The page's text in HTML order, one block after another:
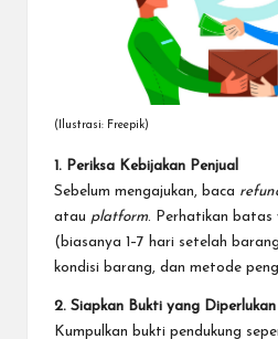
(Ilustrasi: Freepik)
1. Periksa Kebijakan Penjual
Sebelum mengajukan, baca
atau platform. Perhatikan batas
(biasanya 1–7 hari setelah
kondisi barang, dan metode
2. Siapkan Bukti yang Diperlukan
Kumpulkan bukti pendukung